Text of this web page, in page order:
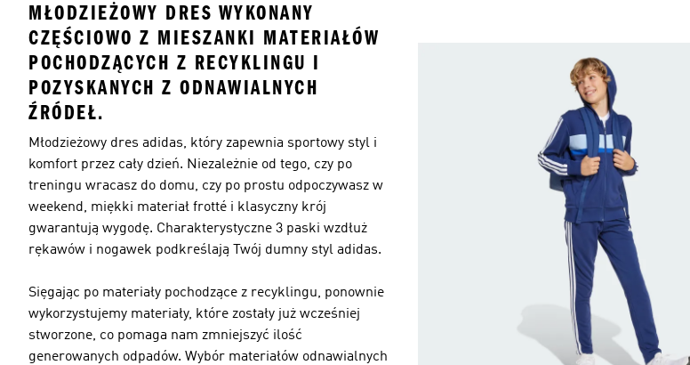
MŁODZIEŻOWY DRES WYKONANY
CZĘŚCIOWO Z MIESZANKI MATERIAŁÓW
POCHODZĄCYCH Z RECYKLINGU I
POZYSKANYCH Z ODNAWIALNYCH
ŹRÓDEŁ.
Młodzieżowy dres adidas, który zapewnia sportowy styl i
komfort przez cały dzień. Niezależnie od tego, czy po
treningu wracasz do domu, czy po prostu odpoczywasz w
weekend, miękki materiał frotté i klasyczny krój
gwarantują wygodę. Charakterystyczne 3 paski wzdłuż
rękawów i nogawek podkreślają Twój dumny styl adidas.
Sięgając po materiały pochodzące z recyklingu, ponownie
wykorzystujemy materiały, które zostały już wcześniej
stworzone, co pomaga nam zmniejszyć ilość
generowanych odpadów. Wybór materiałów odnawialnych